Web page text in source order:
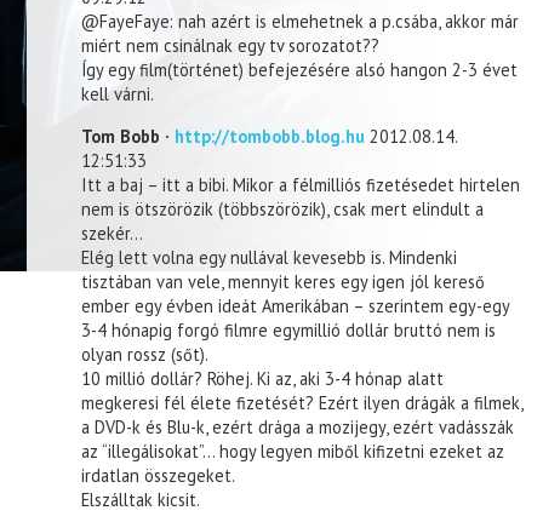
@FayeFaye: nah azért is elmehetnek a p.csába, akkor már
miért nem csinálnak egy tv sorozatot??
Így egy film(történet) befejezésére alsó hangon 2-3 évet
kell várni.
Tom Bobb · http://tombobb.blog.hu 2012.08.14.
12:51:33
Itt a baj – itt a bibi. Mikor a félmilliós fizetésedet hirtelen
nem is ötszörözik (többszörözik), csak mert elindult a
szekér…
Elég lett volna egy nullával kevesebb is. Mindenki
tisztában van vele, mennyit keres egy igen jól kereső
ember egy évben ideát Amerikában – szerintem egy-egy
3-4 hónapig forgó filmre egymillió dollár bruttó nem is
olyan rossz (sőt).
10 millió dollár? Röhej. Ki az, aki 3-4 hónap alatt
megkeresi fél élete fizetését? Ezért ilyen drágák a filmek,
a DVD-k és Blu-k, ezért drága a mozijegy, ezért vadásszák
az “illegálisokat”… hogy legyen miből kifizetni ezeket az
irdatlan összegeket.
Elszálltak kicsit.